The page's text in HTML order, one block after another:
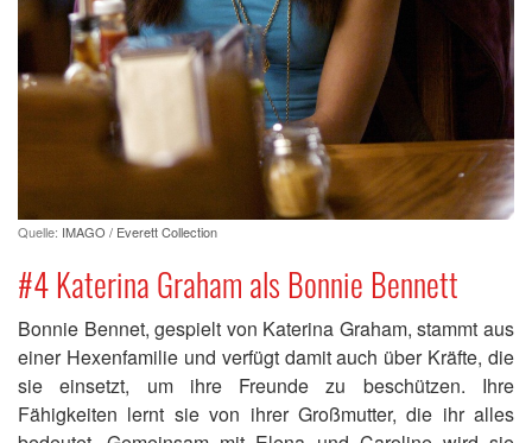
Quelle: IMAGO / Everett Collection
#4 Katerina Graham als Bonnie Bennett
Bonnie Bennet, gespielt von Katerina Graham, stammt aus
einer Hexenfamilie und verfügt damit auch über Kräfte, die
sie einsetzt, um ihre Freunde zu beschützen. Ihre
Fähigkeiten lernt sie von ihrer Großmutter, die ihr alles